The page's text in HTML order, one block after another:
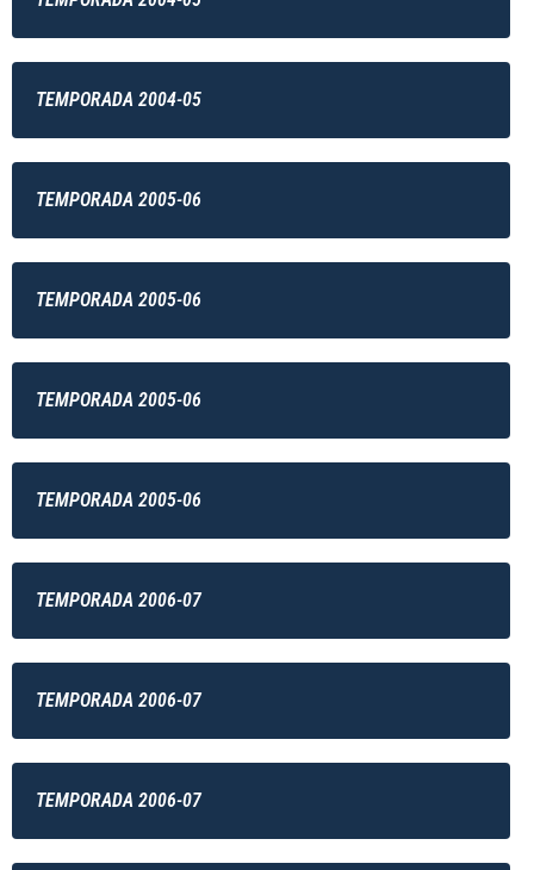
TEMPORADA 2004-05
TEMPORADA 2005-06
TEMPORADA 2005-06
TEMPORADA 2005-06
TEMPORADA 2005-06
TEMPORADA 2006-07
TEMPORADA 2006-07
TEMPORADA 2006-07